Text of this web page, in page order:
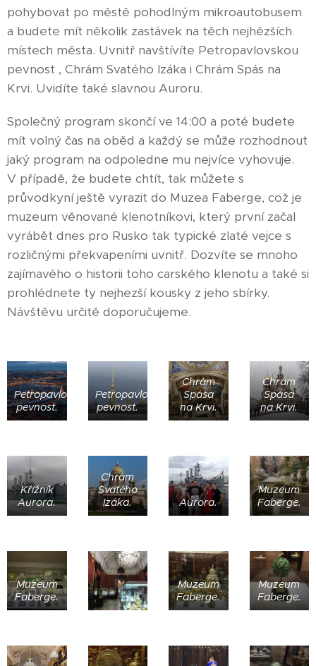
pohybovat po městě pohodlným mikroautobusem
a budete mít několik zastávek na těch nejhězších
místech města. Uvnitř navštívíte Petropavlovskou
pevnost , Chrám Svatého Izáka i Chrám Spás na
Krvi. Uvidíte také slavnou Auroru.
Společný program skončí ve 14:00 a poté budete
mít volný čas na oběd a každý se může rozhodnout
jaký program na odpoledne mu nejvíce vyhovuje.
V případě, že budete chtít, tak můžete s
průvodkyní ještě vyrazit do Muzea Faberge, což je
muzeum věnované klenotníkovi, který první začal
vyrábět dnes pro Rusko tak typické zlaté vejce s
rozličnými překvapeními uvnitř. Dozvíte se mnoho
zajímavého o historii toho carského klenotu a také si
prohlédnete ty nejhezší kousky z jeho sbírky.
Návštěvu určitě doporučujeme.
Petropavlovská
pevnost.
Petropavlovská
pevnost.
Chrám
Spása
na Krvi.
Chrám
Spása
na Krvi.
Křížník
Aurora.
Chrám
Svatého
Izáka.
Aurora.
Muzeum
Faberge.
Muzeum
Faberge.
Muzeum
Faberge.
Muzeum
Faberge.